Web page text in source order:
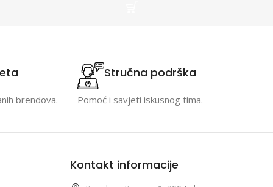
brendova.
Stručna podrška
Pomoć i savjeti iskusnog tima.
Kontakt informacije